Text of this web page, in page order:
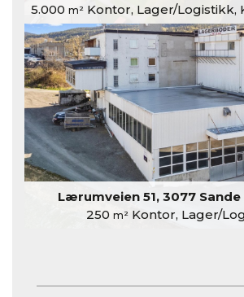
5.000 m²Kontor, Lager/Logistikk,
Lærumveien 51, 3077
250 m²Kontor, Lager/